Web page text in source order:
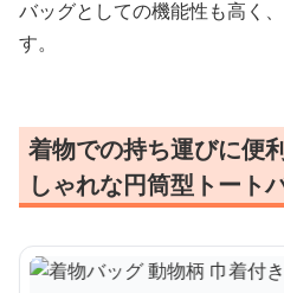
バッグとしての機能性も高く
す。
着物での持ち運びに便
しゃれな円筒型トート